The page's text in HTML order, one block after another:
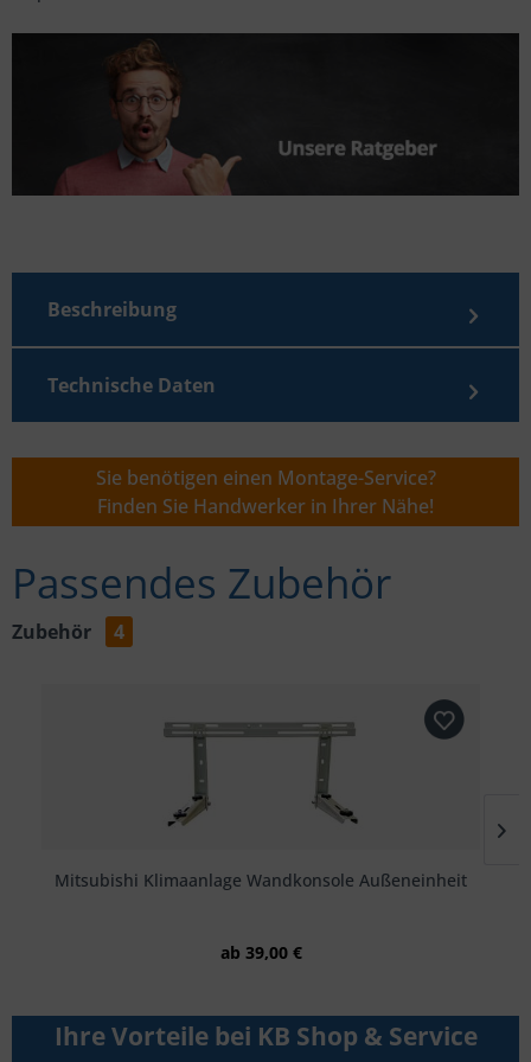
Sie benötigen einen Montage-Service?
Finden Sie Handwerker in Ihrer Nähe!
Passendes Zubehör
Zubehör 4
Mitsubishi Klimaanlage Wandkonsole Außeneinheit
ab 39,00 €
Ihre Vorteile bei KB Shop & Service
Beschreibung
Technische Daten